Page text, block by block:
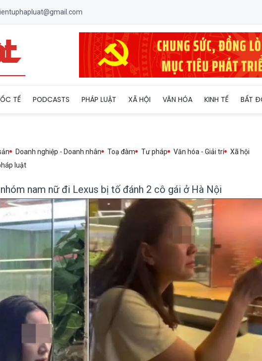
TẾ PODCASTS PHÁP LUẬT XÃ HỘI VĂN HÓA KINH TẾ BẤT
Doanh nghiệp - Doanh nhân Toạ đàm Tư pháp Văn hóa - Giải trí
Xã hội
luật
nam nữ đi Lexus bị tố đánh 2 cô gái ở Hà Nội